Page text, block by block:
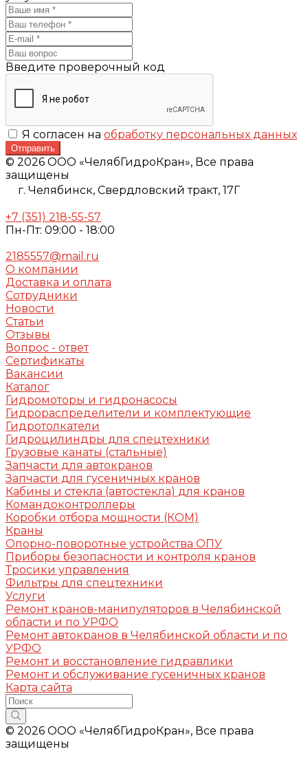
Введите проверочный код
Я согласен на обработку персональных данных
Отправить
© 2026 ООО «ЧелябГидроКран», Все права
защищены
г. Челябинск, Свердловский тракт, 17Г
+7 (351) 218-55-57
Пн-Пт: 09:00 - 18:00
2185557@mail.ru
О компании
Доставка и оплата
Сотрудники
Новости
Статьи
Отзывы
Вопрос - ответ
Сертификаты
Вакансии
Каталог
Гидромоторы и гидронасосы
Гидрораспределители и комплектующие
Гидротолкатели
Гидроцилиндры для спецтехники
Грузовые канаты (стальные)
Запчасти для автокранов
Запчасти для гусеничных кранов
Кабины и стекла (автостекла) для кранов
Командоконтроллеры
Коробки отбора мощности (КОМ)
Краны
Опорно-поворотные устройства ОПУ
Приборы безопасности и контроля кранов
Тросики управления
Фильтры для спецтехники
Услуги
Ремонт кранов-манипуляторов в Челябинской
области и по УРФО
Ремонт автокранов в Челябинской области и по
УРФО
Ремонт и восстановление гидравлики
Ремонт и обслуживание гусеничных кранов
Карта сайта
© 2026 ООО «ЧелябГидроКран», Все права
защищены